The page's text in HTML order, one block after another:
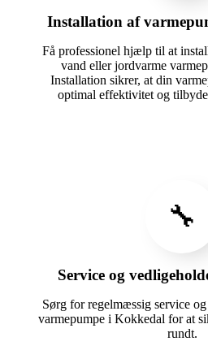
Installation af
Få professionel hjælp til at
vand eller jordvarme
Installation sikrer, at din
optimal effektivitet og
🔧
Service og
Sørg for regelmæssig service
varmepumpe i Kokkedal for at
rundt.